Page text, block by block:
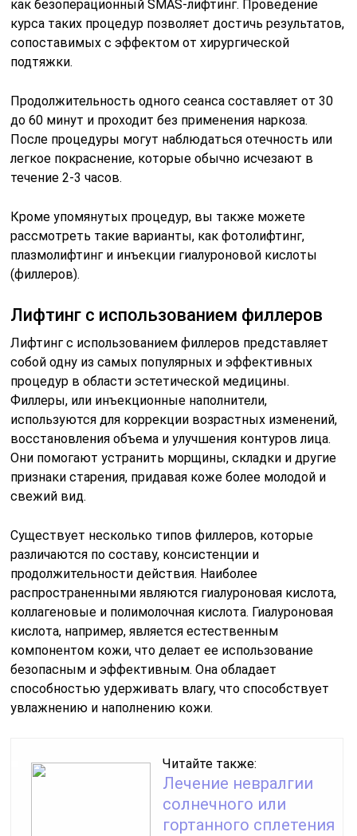
как безоперационный SMAS-лифтинг. Проведение
курса таких процедур позволяет достичь результатов,
сопоставимых с эффектом от хирургической
подтяжки.
Продолжительность одного сеанса составляет от 30
до 60 минут и проходит без применения наркоза.
После процедуры могут наблюдаться отечность или
легкое покраснение, которые обычно исчезают в
течение 2-3 часов.
Кроме упомянутых процедур, вы также можете
рассмотреть такие варианты, как фотолифтинг,
плазмолифтинг и инъекции гиалуроновой кислоты
(филлеров).
Лифтинг с использованием филлеров
Лифтинг с использованием филлеров представляет
собой одну из самых популярных и эффективных
процедур в области эстетической медицины.
Филлеры, или инъекционные наполнители,
используются для коррекции возрастных изменений,
восстановления объема и улучшения контуров лица.
Они помогают устранить морщины, складки и другие
признаки старения, придавая коже более молодой и
свежий вид.
Существует несколько типов филлеров, которые
различаются по составу, консистенции и
продолжительности действия. Наиболее
распространенными являются гиалуроновая кислота,
коллагеновые и полимолочная кислота. Гиалуроновая
кислота, например, является естественным
компонентом кожи, что делает ее использование
безопасным и эффективным. Она обладает
способностью удерживать влагу, что способствует
увлажнению и наполнению кожи.
Читайте также:
Лечение невралгии
солнечного или
гортанного сплетения